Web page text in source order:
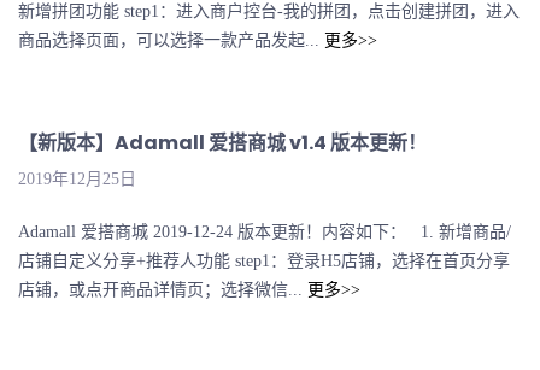
新增拼团功能 step1：进入商户控台-我的拼团，点击创建拼团，进入
商品选择页面，可以选择一款产品发起... 更多>>
【新版本】Adamall 爱搭商城 v1.4 版本更新！
2019年12月25日
Adamall 爱搭商城 2019-12-24 版本更新！内容如下： 1. 新增商品/
店铺自定义分享+推荐人功能 step1：登录H5店铺，选择在首页分享
店铺，或点开商品详情页；选择微信... 更多>>